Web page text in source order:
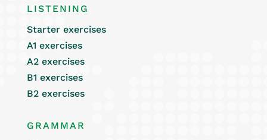
LISTENING
Starter exercises
A1 exercises
A2 exercises
B1 exercises
B2 exercises
GRAMMAR